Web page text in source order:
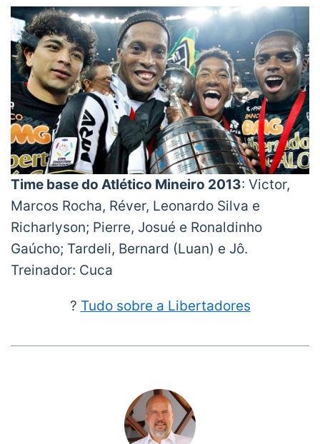
Time base do Atlético Mineiro 2013: Victor,
Marcos Rocha, Réver, Leonardo Silva e
Richarlyson; Pierre, Josué e Ronaldinho
Gaúcho; Tardeli, Bernard (Luan) e Jô.
Treinador: Cuca
? Tudo sobre a Libertadores